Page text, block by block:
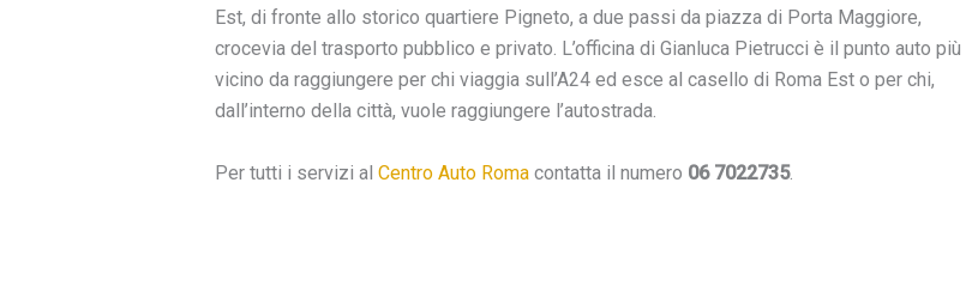
Est, di fronte allo storico quartiere Pigneto, a due passi da piazza di Porta Maggiore,
crocevia del trasporto pubblico e privato. L’officina di Gianluca Pietrucci è il punto auto più
vicino da raggiungere per chi viaggia sull’A24 ed esce al casello di Roma Est o per chi,
dall’interno della città, vuole raggiungere l’autostrada.
Per tutti i servizi al Centro Auto Romacontatta il numero 06 7022735.